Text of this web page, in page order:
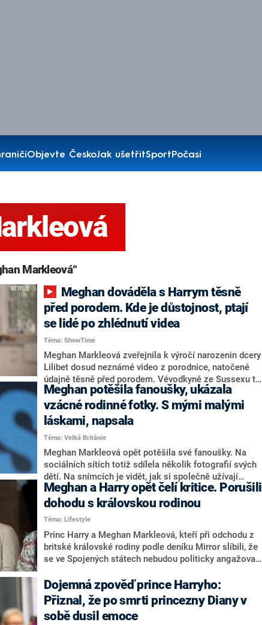
Objevte ČeskoJak ušetřitSportPočasí
Markleová“
před porodem. Kde je důstojnost, ptají
se lidé po zhlédnutí videa
Téma: ShowTime
Meghan Markleová zveřejnila k výročí narozenin dcery
Lilibet dosud neznámé video z porodnice, natočené
údajně těsně před porodem. Vévodkyně ze Sussexu to
tam pořádně rozjíždí a spolu s princem Harrym
předvádí svůdný taneček. Zatímco jedni to kvitují, druzí
jsou pohoršeni.
Meghan potěšila fanoušky, ukázala
vzácné rodinné fotky. S mými malými
láskami, napsala
Téma: Velká Británie
Meghan Markleová opět potěšila své fanoušky. Na
sociálních sítích totiž sdílela několik fotografií svých
dětí. Na snímcích je vidět, jak si společně užívají
slunce na zahradě jejich domu v Kalifornii.
Meghan a Harry opět čelí kritice. Porušili
dohodu s královskou rodinou
Téma: Lifestyle
Princ Harry a Meghan Markleová, kteří při odchodu z
britské královské rodiny podle deníku Mirror slíbili, že
se ve Spojených státech nebudou politicky angažovat,
volební kampaně totiž zveřejnili prohlášení, v němž
apelovali na Američany, aby šli volit. To je vnímáno
jako porušení jejich původního slibu a zásah do
politické bitvy o prezidentské křeslo.
Dojemná zpověď prince Harryho:
Přiznal, že po smrti princezny Diany v
sobě dusil emoce